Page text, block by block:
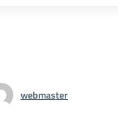
webmaster